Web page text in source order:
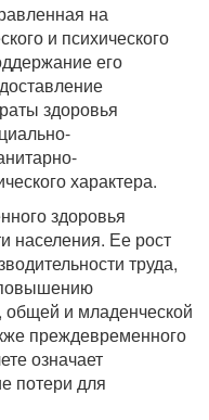
на
и психического
его
здоровья
характера.
здоровья
населения. Ее рост
труда,
общей и младенческой
преждевременного
означает
потери для